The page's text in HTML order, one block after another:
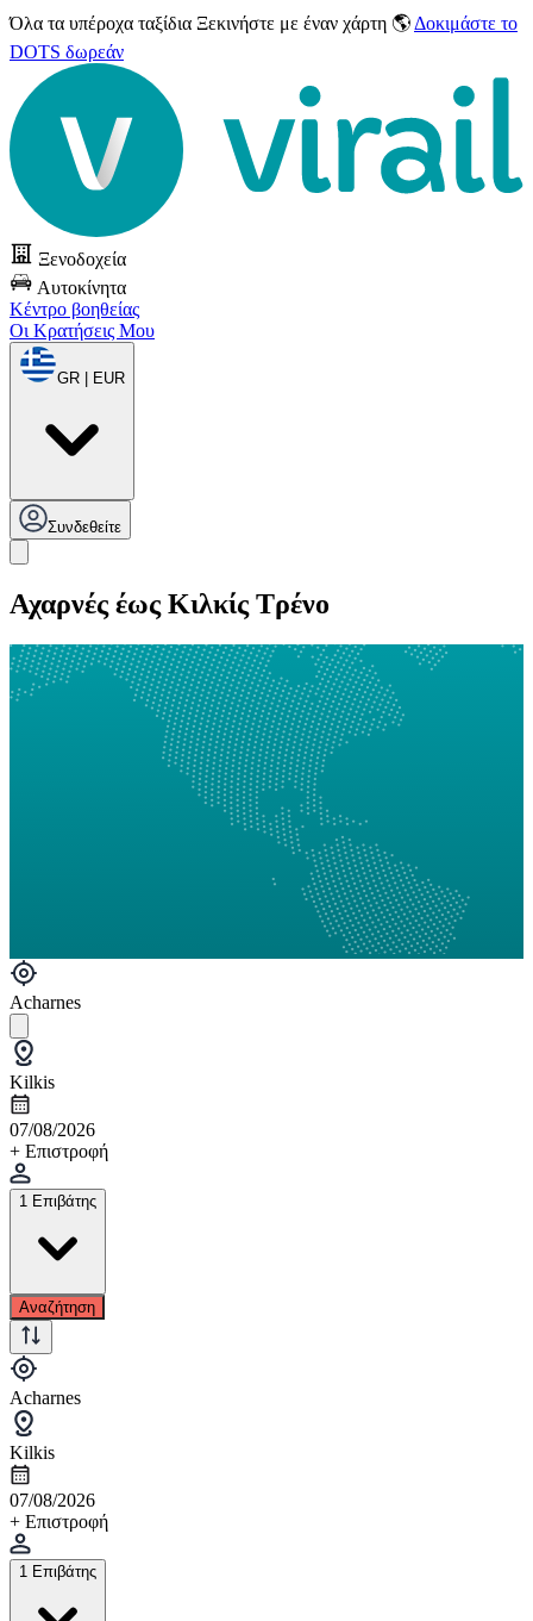
Όλα τα υπέροχα ταξίδια Ξεκινήστε με έναν χάρτη 🌎 Δοκιμάστε το
DOTS δωρεάν
Ξενοδοχεία
Αυτοκίνητα
Κέντρο βοηθείας
Οι Κρατήσεις Μου
GR | EUR
Συνδεθείτε
Αχαρνές έως Κιλκίς Τρένο
Acharnes
Kilkis
07/08/2026
+ Επιστροφή
1 Επιβάτης
Αναζήτηση
Acharnes
Kilkis
07/08/2026
+ Επιστροφή
1 Επιβάτης